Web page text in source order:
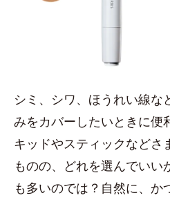
シミ、シワ、ほうれい線な
みをカバーしたいときに便
キッドやスティックなどさ
ものの、どれを選んでいい
も多いのでは？自然に、か